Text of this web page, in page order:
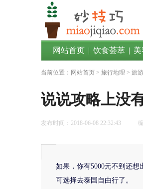
网站首页 | 饮食荟萃 |
当前位置： 网站首页 > 旅行地理 > 旅
说说攻略上没
发布时间：2018-06-08 22:32:43
如果，你有5000元不到还
可选择去泰国自由行了。